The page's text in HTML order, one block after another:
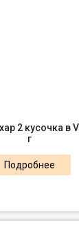
2 кусочка в
г